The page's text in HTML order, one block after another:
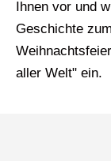
Ihnen vor und
Geschichte
aller Welt" ein.